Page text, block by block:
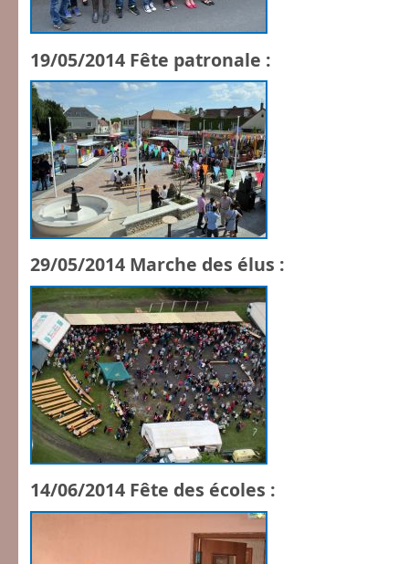
19/05/2014 Fête patronale :
29/05/2014 Marche des élus :
14/06/2014 Fête des écoles :